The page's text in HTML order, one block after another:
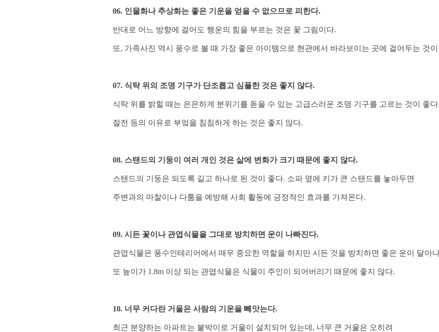
06. 인물화나 추상화는 좋은 기운을 얻을 수 없으므로 피한다.
반대로 어느 방향에 걸어도 행운의 힘을 부르는 것은 꽃 그림이다.
또, 가족사진 역시 풍수로 볼 때 가장 좋은 아이템으로 현관에서 바라보이는 곳에 걸어두는 것
07. 식탁 위의 조명 기구가 단조롭고 심플한 것은 좋지 않다.
식탁 위를 밝힐 때는 은은하게 분위기를 돋울 수 있는 고급스러운 조명 기구를 고르는 것이 좋다.
절전 등의 이유로 부엌을 침침하게 하는 것은 좋지 않다.
08. 스탠드의 기둥이 여러 개인 것은 삶에 변화가 크기 때문에 좋지 않다.
스탠드의 기둥은 되도록 길고 하나로 된 것이 좋다. 소파 옆에 키가 큰 스탠드를 놓아두면
주변과의 마찰이나 다툼을 예방해 사회 활동에 긍정적인 효과를 가져온다.
09. 시든 꽃이나 관엽식물을 그대로 방치하면 운이 나빠진다.
관엽식물은 풍수인테리어에서 매우 중요한 역할을 하지만 시든 것을 방치하면 좋은 운이 달아
또 높이가 1.8m 이상 되는 관엽식물은 식물이 주인이 되어버리기 때문에 좋지 않다.
10. 너무 커다란 거울은 사람의 기운을 빼앗는다.
최근 분양하는 아파트는 붙박이로 거울이 설치되어 있는데, 너무 큰 거울은 오히려